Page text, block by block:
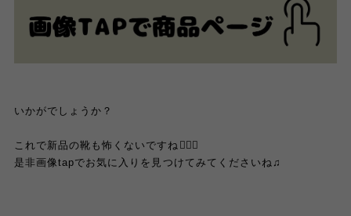
いかがでしょうか？
これで新品の靴も怖くないですね🙆🏼‍♀️
是非画像tapでお気に入りを見つけてみてくださいね♫